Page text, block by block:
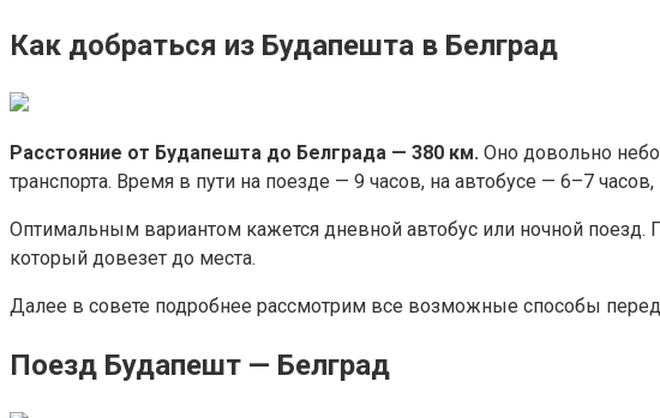
Как добраться из Будапешта в Белград
Расстояние от Будапешта до Белграда — 380 км. Оно довольно
транспорта. Время в пути на поезде — 9 часов, на автобусе — 6–7
Оптимальным вариантом кажется дневной автобус или ночной
который довезет до места.
Далее в совете подробнее рассмотрим все возможные способы
Поезд Будапешт — Белград